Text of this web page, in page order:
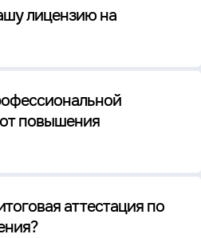
лицензию на
повышения
аттестация по